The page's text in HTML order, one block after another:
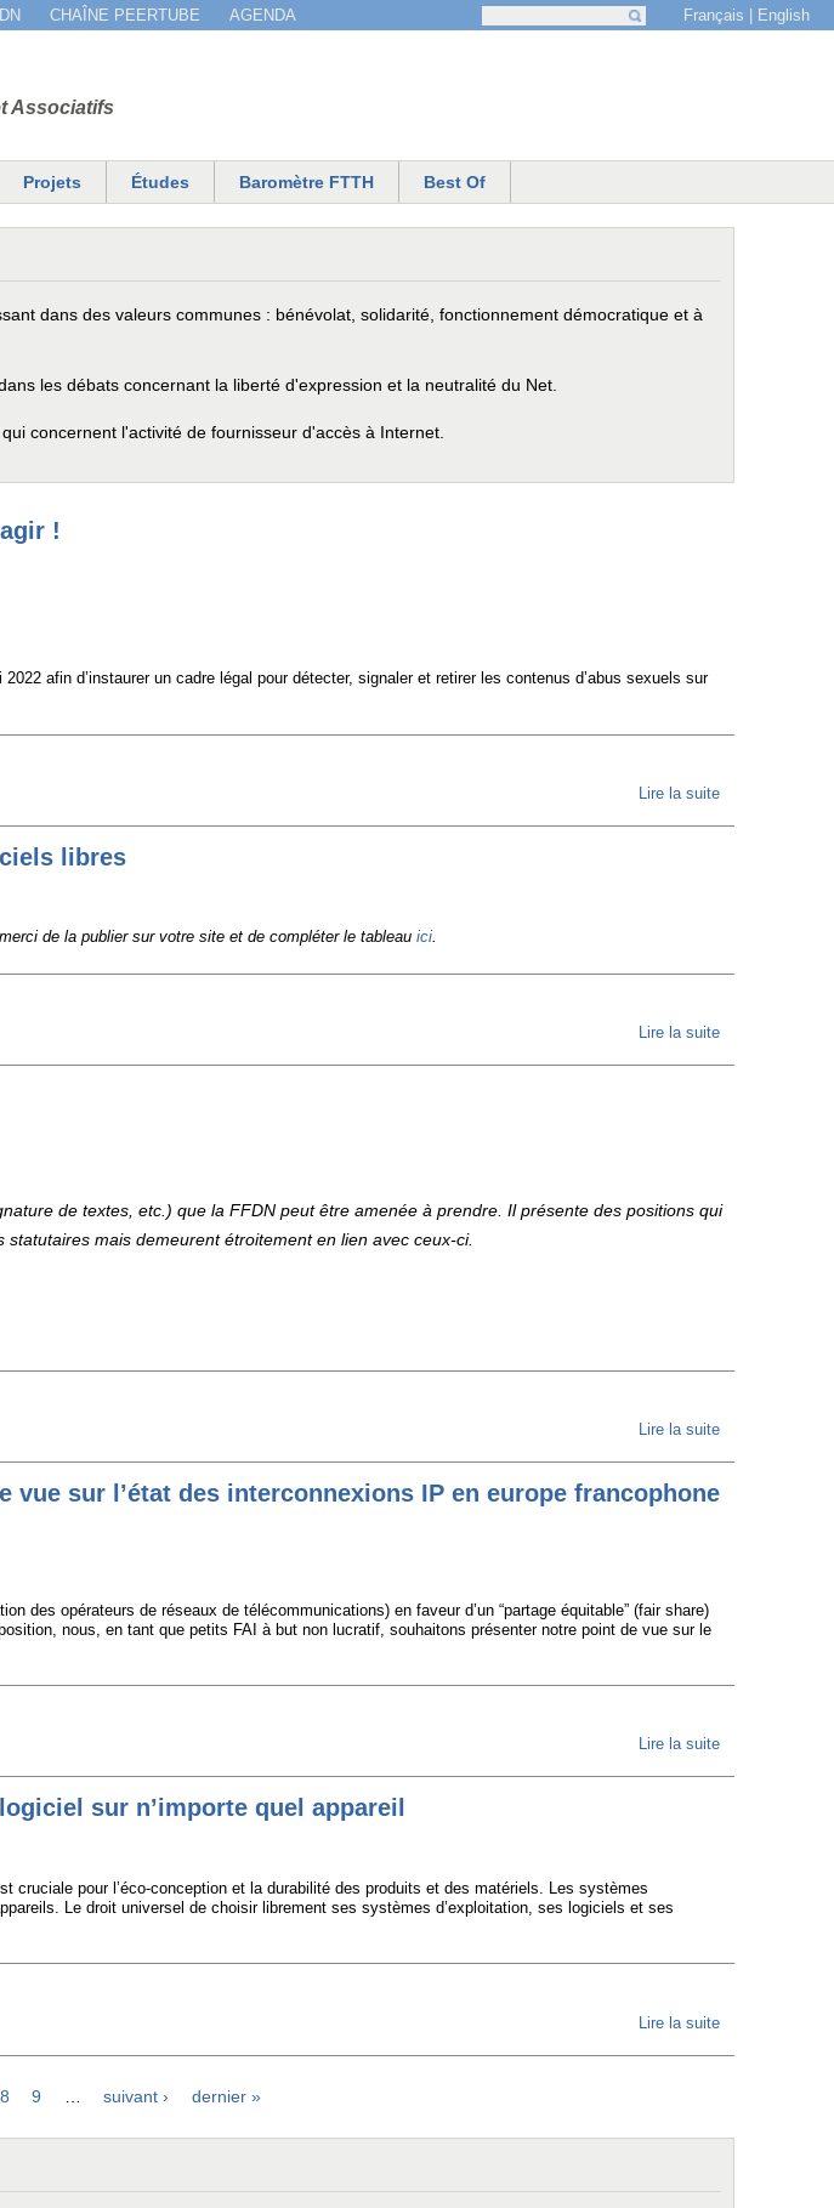
navigation
Associatifs
CHAÎNE PEERTUBE AGENDA
Formulaire de recherche
Français English
Projets Études Baromètre FTTH Best Of
dans des valeurs communes : bénévolat, solidarité, fonctionnement démocratique et à
les débats concernant la liberté d'expression et la neutralité du Net.
concernent l'activité de fournisseur d'accès à Internet.
!
afin d’instaurer un cadre légal pour détecter, signaler et retirer les contenus d’abus sexuels sur
Lire la suite
CONTROL
libres
de la publier sur votre site et de compléter le tableau ici.
Lire la suite
Européenne
des
de textes, etc.) que la FFDN peut être amenée à prendre. Il présente des positions qui
mais demeurent étroitement en lien avec ceux-ci.
Lire la suite
Manifeste
sur l’état des interconnexions IP en europe francophone
des opérateurs de réseaux de télécommunications) en faveur d’un “partage équitable” (fair share)
nous, en tant que petits FAI à but non lucratif, souhaitons présenter notre point de vue sur le
Lire la suite
Accès aux
sur n’importe quel appareil
cruciale pour l’éco-conception et la durabilité des produits et des matériels. Les systèmes
Le droit universel de choisir librement ses systèmes d’exploitation, ses logiciels et ses
Lire la suite
ouverte -
d’installer
quel
8 9 … suivant › dernier »